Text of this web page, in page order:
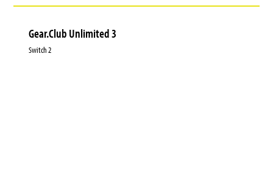
Gear.Club Unlimited 3
Switch 2